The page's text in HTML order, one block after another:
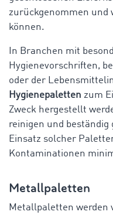
zurückgenommen und
können.
In Branchen mit
Hygienevorschriften,
oder der
Hygienepaletten zum
Zweck hergestellt
reinigen und beständig
Einsatz solcher
Kontaminationen
Metallpaletten
Metallpaletten werden